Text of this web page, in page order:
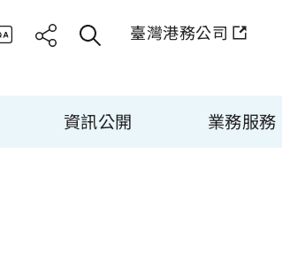
臺灣港務公司
資訊公開 業務服務